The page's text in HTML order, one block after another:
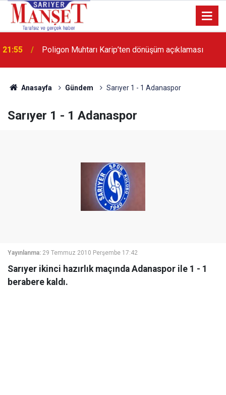
13:36
'Poligon'da İstanbul'a örnek proje gerçekleştirilecek'
Anasayfa Gündem Sarıyer 1 - 1 Adanaspor
Sarıyer 1 - 1 Adanaspor
Yayınlanma: 29 Temmuz 2010 Perşembe 17:42
Sarıyer ikinci hazırlık maçında Adanaspor ile 1 - 1
berabere kaldı.